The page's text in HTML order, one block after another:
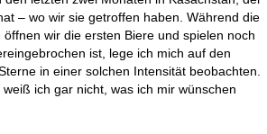
– wo wir sie getroffen haben. Während die
wir die ersten Biere und spielen noch
ist, lege ich mich auf den
in einer solchen Intensität beobachten.
ich gar nicht, was ich mir wünschen